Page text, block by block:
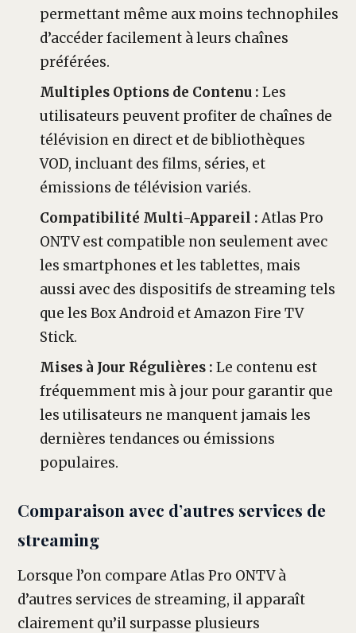
permettant même aux moins technophiles
d’accéder facilement à leurs chaînes
préférées.
Multiples Options de Contenu : Les
utilisateurs peuvent profiter de chaînes de
télévision en direct et de bibliothèques
VOD, incluant des films, séries, et
émissions de télévision variés.
Compatibilité Multi-Appareil :Atlas Pro
ONTV est compatible non seulement avec
les smartphones et les tablettes, mais
aussi avec des dispositifs de streaming tels
que les Box Android et Amazon Fire TV
Stick.
Mises à Jour Régulières : Le contenu est
fréquemment mis à jour pour garantir que
les utilisateurs ne manquent jamais les
dernières tendances ou émissions
populaires.
Comparaison avec d’autres services de
streaming
Lorsque l’on compare Atlas Pro ONTV à
d’autres services de streaming, il apparaît
clairement qu’il surpasse plusieurs